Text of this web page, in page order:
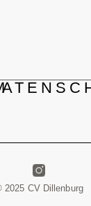
2025 CV Dillenburg